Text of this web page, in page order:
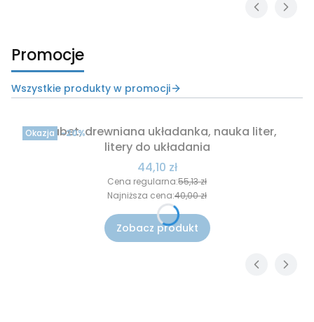
Promocje
Wszystkie produkty w promocji
Okazja
Alfabet, drewniana układanka, nauka liter,
litery do układania
Cena promocyjna
44,10 zł
Cena regularna:55,13 zł
-20%
Najniższa cena:40,00 zł
Zobacz produkt